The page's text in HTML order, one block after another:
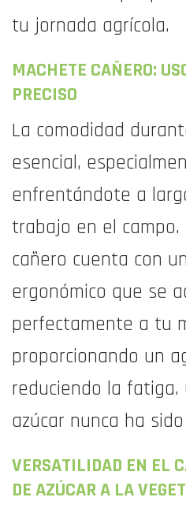
tu jornada agrícola.
MACHETE CAÑERO:
PRECISO
La comodidad
esencial,
enfrentándote a
trabajo en el campo.
cañero cuenta con
ergonómico que se
perfectamente a tu
proporcionando un
reduciendo la fatiga.
azúcar nunca ha
VERSATILIDAD EN EL
DE AZÚCAR A LA